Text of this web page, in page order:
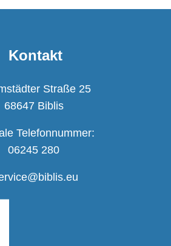
Kontakt
Straße 25
68647 Biblis
Telefonnummer:
06245 280